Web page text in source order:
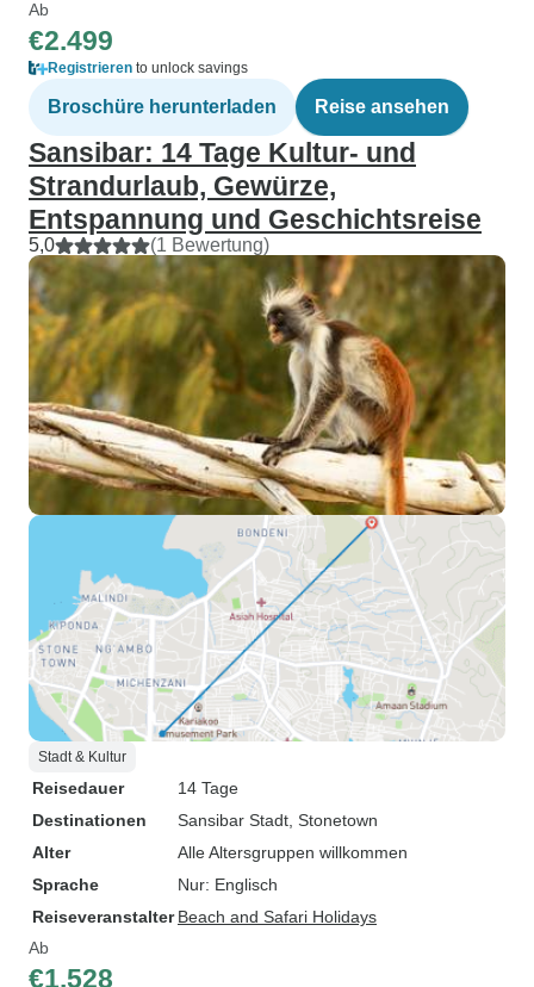
Ab
€2.499
Registrieren to unlock savings
Broschüre herunterladen Reise ansehen
Sansibar: 14 Tage Kultur- und
Strandurlaub, Gewürze,
Entspannung und Geschichtsreise
5,0 (1 Bewertung)
Stadt & Kultur
Reisedauer
14 Tage
Destinationen
Sansibar Stadt , Stonetown
Alter
Alle Altersgruppen willkommen
Sprache
Nur: Englisch
Reiseveranstalter Beach and Safari Holidays
Ab
€1.528